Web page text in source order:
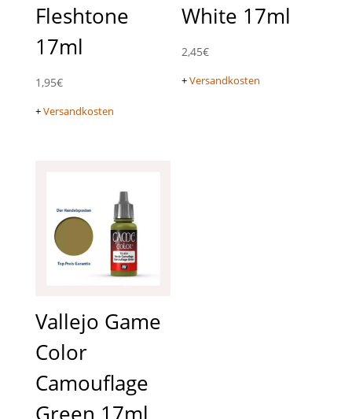
Fleshtone
17ml
1,95€
+Versandkosten
White 17ml
2,45€
+Versandkosten
Vallejo Game
Color
Camouflage